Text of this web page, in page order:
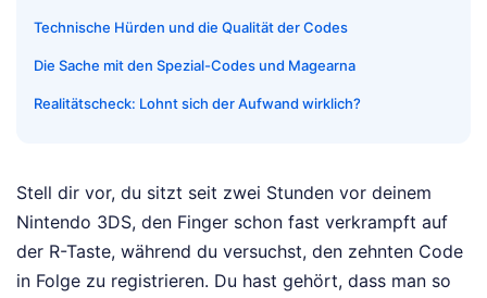
Technische Hürden und die Qualität der Codes
Die Sache mit den Spezial-Codes und Magearna
Realitätscheck: Lohnt sich der Aufwand wirklich?
Stell dir vor, du sitzt seit zwei Stunden vor deinem
Nintendo 3DS, den Finger schon fast verkrampft auf
der R-Taste, während du versuchst, den zehnten Code
in Folge zu registrieren. Du hast gehört, dass man so